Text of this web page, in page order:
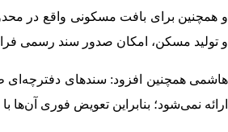
و همچنین برای بافت مسکونی واقع در
و تولید مسکن، امکان صدور سند رسمی
ارائه نمی‌شود؛ بنابراین تعویض فوری